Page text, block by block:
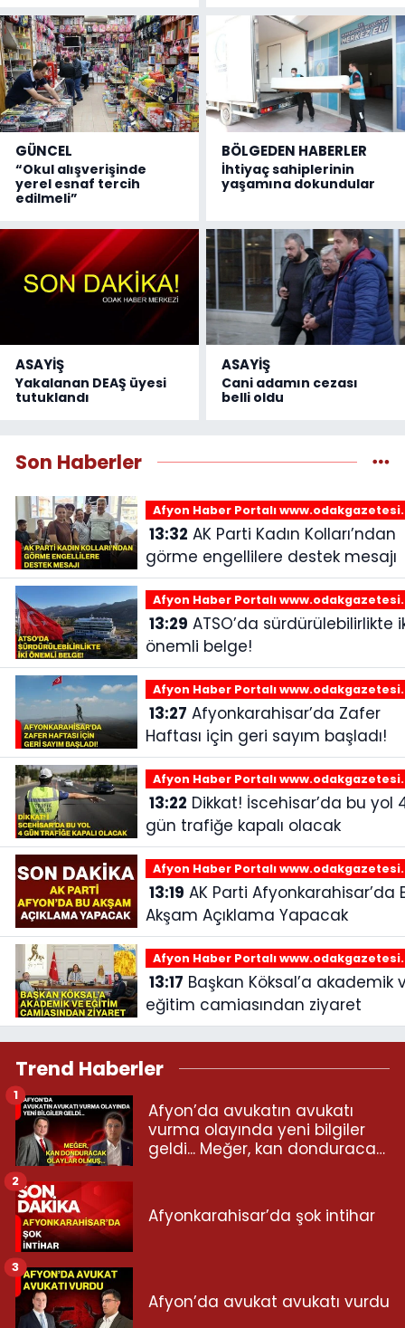
GÜNCEL
“Okul alışverişinde
yerel esnaf tercih
edilmeli”
BÖLGEDEN HABERLER
İhtiyaç sahiplerinin
yaşamına dokundular
ASAYİŞ
Yakalanan DEAŞ üyesi
tutuklandı
ASAYİŞ
Cani adamın cezası
belli oldu
Son Haberler
Afyon Haber Portalı
13:32
görme engellilere destek mesajı
Afyon Haber Portalı
13:29
önemli belge!
Afyon Haber Portalı
13:27
Haftası için geri sayım başladı!
Afyon Haber Portalı
13:22
gün trafiğe kapalı olacak
Afyon Haber Portalı
13:19
Akşam Açıklama Yapacak
Afyon Haber Portalı
13:17
eğitim camiasından ziyaret
Trend Haberler
Afyon’da avukatın avukatı
vurma olayında yeni bilgiler
geldi... Meğer, kan donduracak
1
Afyonkarahisar’da şok intihar
2
Afyon’da avukat avukatı vurdu
3